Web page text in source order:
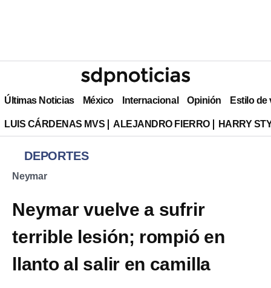
Últimas Noticias México Internacional Opinión Estilo de
LUIS CÁRDENAS MVS ALEJANDRO FIERRO HARRY
DEPORTES
Neymar
Neymar vuelve a sufrir
terrible lesión; rompió en
llanto al salir en camilla